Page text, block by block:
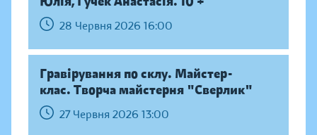
28 Червня 2026 16:00
Гравірування по склу. Майстер-
клас. Творча майстерня "Сверлик"
27 Червня 2026 13:00